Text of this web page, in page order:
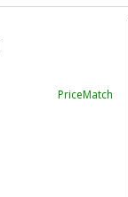
PriceMatch